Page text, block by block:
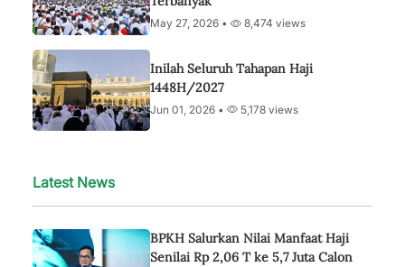
May 27, 2026 • 8,474 views
Inilah Seluruh Tahapan Haji
1448H/2027
Jun 01, 2026 • 5,178 views
Latest News
BPKH Salurkan Nilai Manfaat Haji
Senilai Rp 2,06 T ke 5,7 Juta Calon